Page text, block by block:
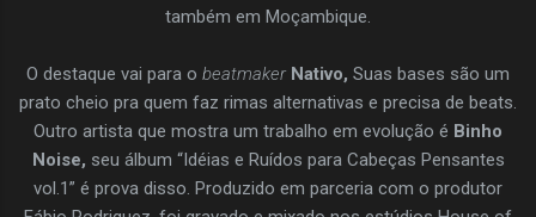
também em Moçambique.
O destaque vai para o beatmaker Nativo, Suas bases são um
prato cheio pra quem faz rimas alternativas e precisa de beats.
Outro artista que mostra um trabalho em evolução é Binho
Noise, seu álbum “Idéias e Ruídos para Cabeças Pensantes
vol.1” é prova disso. Produzido em parceria com o produtor